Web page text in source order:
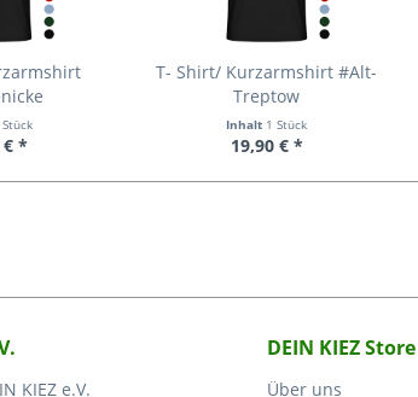
Stück
€ *
T- Shirt/ Kurzarmshirt #Alt-
Treptow
Inhalt 1 Stück
19,90 € *
KIEZ e.V.
DEIN KIEZ Store
Über uns